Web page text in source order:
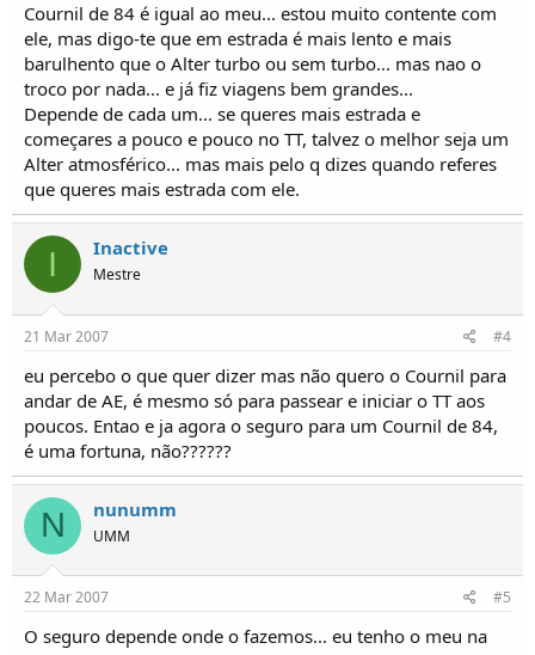
Cournil de 84 é igual ao meu... estou muito contente com
ele, mas digo-te que em estrada é mais lento e mais
barulhento que o Alter turbo ou sem turbo... mas nao o
troco por nada... e já fiz viagens bem grandes...
Depende de cada um... se queres mais estrada e
começares a pouco e pouco no TT, talvez o melhor seja um
Alter atmosférico... mas mais pelo q dizes quando referes
que queres mais estrada com ele.
I Inactive
Mestre
21 Mar 2007 #4
eu percebo o que quer dizer mas não quero o Cournil para
andar de AE, é mesmo só para passear e iniciar o TT aos
poucos. Entao e ja agora o seguro para um Cournil de 84,
é uma fortuna, não??????
N nunumm
UMM
22 Mar 2007 #5
O seguro depende onde o fazemos... eu tenho o meu na